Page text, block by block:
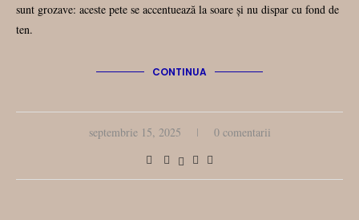
sunt grozave: aceste pete se accentuează la soare și nu dispar cu fond de
ten.
CONTINUA
septembrie 15, 2025 0 comentarii